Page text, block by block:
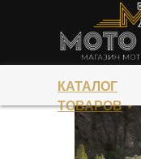
КАТАЛОГ
ТОВАРОВ